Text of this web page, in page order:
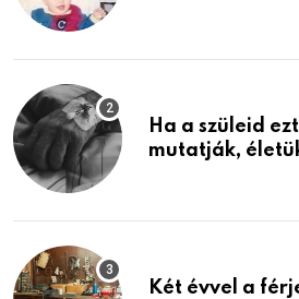
Ha a szüleid
mutatják,
Két évvel a